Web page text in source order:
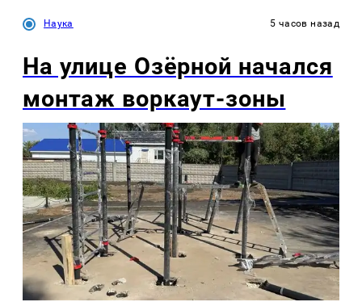
Наука 5 часов назад
На улице Озëрной начался
монтаж воркаут-зоны